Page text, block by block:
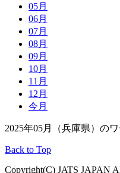
05月
06月
07月
08月
09月
10月
11月
12月
今月
2025年05月（兵庫県）の
Back to Top
Copyright(C) JATS JAPAN